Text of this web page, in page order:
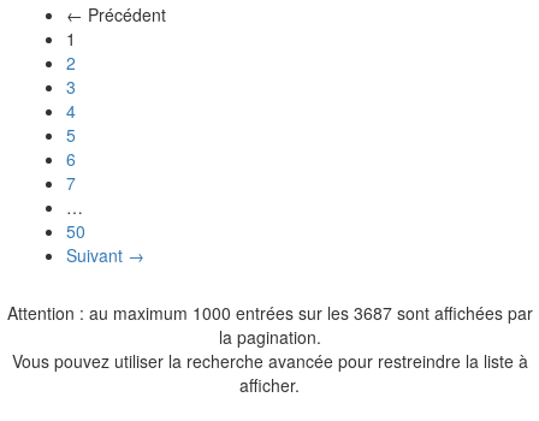
← Précédent
1
2
3
4
5
6
7
…
50
Suivant →
Attention : au maximum 1000 entrées sur les 3687 sont affichées par
la pagination.
Vous pouvez utiliser la recherche avancée pour restreindre la liste à
afficher.